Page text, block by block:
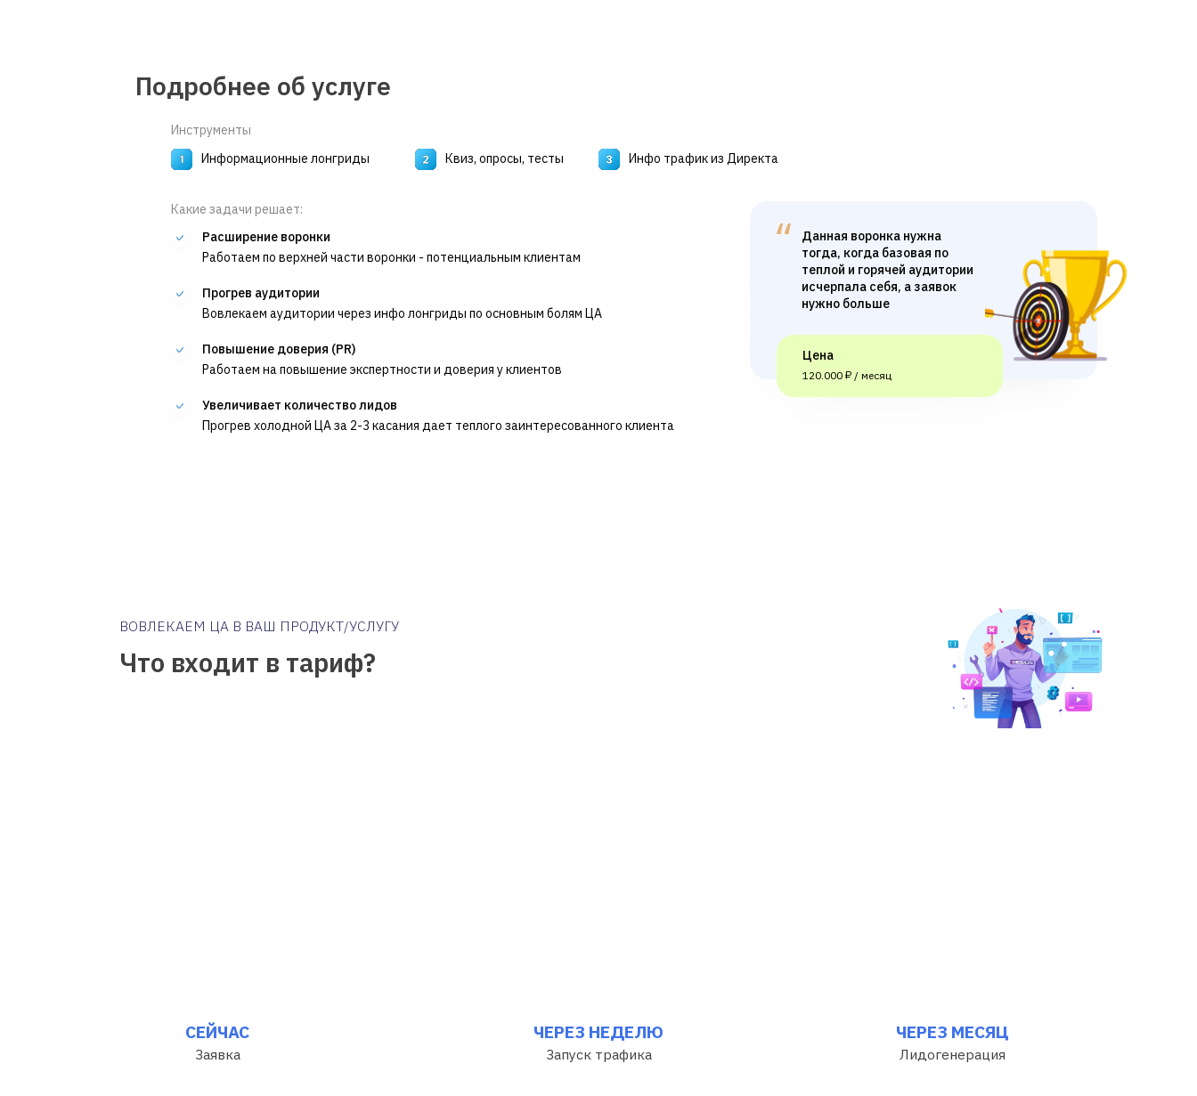
Информационные лонгриды Квиз, опросы, тесты Инфо трафик из Директа
Инструменты
Какие задачи решает:
Цена
120.000 ₽ / месяц
Данная воронка нужна
тогда, когда базовая по
теплой и горячей аудитории
исчерпала себя, а заявок
нужно больше
Расширение воронки
Работаем по верхней части воронки - потенциальным клиентам
Прогрев аудитории
Вовлекаем аудитории через инфо лонгриды по основным болям ЦА
Повышение доверия (PR)
Работаем на повышение экспертности и доверия у клиентов
Подробнее об услуге
Увеличивает количество лидов
Прогрев холодной ЦА за 2-3 касания дает теплого заинтересованного клиента
Погружаемся в ваш бизнес